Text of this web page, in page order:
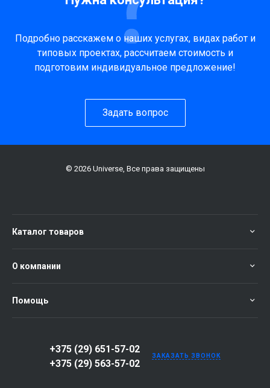
Подробно расскажем о наших услугах, видах работ и
типовых проектах, рассчитаем стоимость и
подготовим индивидуальное предложение!
Задать вопрос
© 2026 Universe, Все права защищены
Каталог товаров
О компании
Помощь
+375 (29) 651-57-02
+375 (29) 563-57-02
ЗАКАЗАТЬ ЗВОНОК